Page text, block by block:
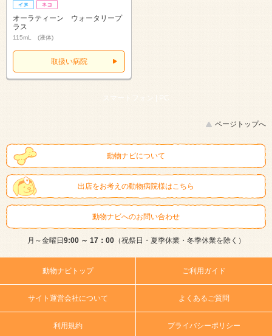
オーラティーン ウォータリープ
ラス
115mL (液体)
取扱い病院
スマートフォン | PC
ページトップへ
動物ナビについて
出店をお考えの動物病院様はこちら
動物ナビへのお問い合わせ
月～金曜日 9:00 ～ 17：00（祝祭日・夏季休業・冬季休業を除く）
動物ナビトップ ご利用ガイド
サイト運営会社について よくあるご質問
利用規約 プライバシーポリシー